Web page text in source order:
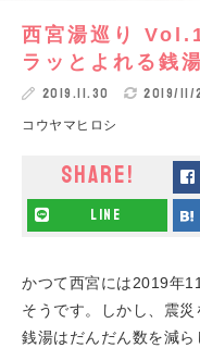
西宮湯巡り
ラッとよれる銭
2019.11.30 2019/11/
コウヤマヒロシ
SHARE!
line
かつて西宮には2019年
そうです。しかし、震災
銭湯はだんだん数を減